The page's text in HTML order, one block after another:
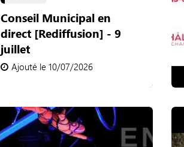
Conseil Municipal en
direct [Rediffusion] - 9
juillet
Ajouté le 10/07/2026